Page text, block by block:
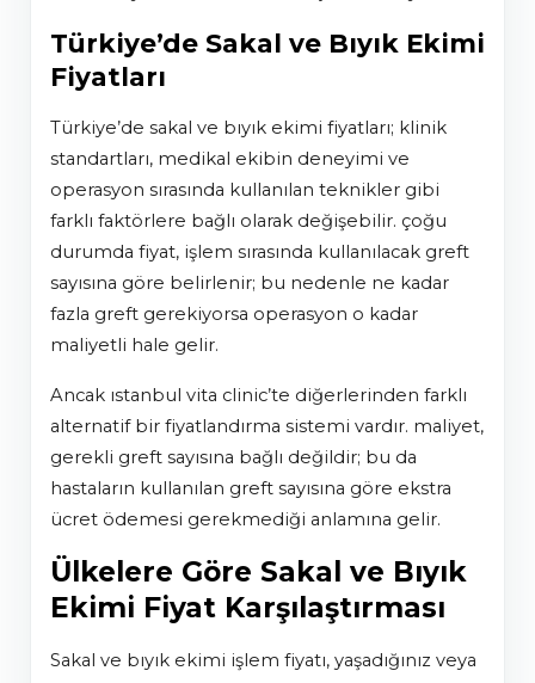
Türkiye’de Sakal ve Bıyık Ekimi
Fiyatları
türkiye’de sakal ve bıyık ekimi fiyatları; klinik
standartları, medikal ekibin deneyimi ve
operasyon sırasında kullanılan teknikler gibi
farklı faktörlere bağlı olarak değişebilir. çoğu
durumda fiyat, işlem sırasında kullanılacak greft
sayısına göre belirlenir; bu nedenle ne kadar
fazla greft gerekiyorsa operasyon o kadar
maliyetli hale gelir.
ancak istanbul vita clinic’te diğerlerinden farklı
alternatif bir fiyatlandırma sistemi vardır. maliyet,
gerekli greft sayısına bağlı değildir; bu da
hastaların kullanılan greft sayısına göre ekstra
ücret ödemesi gerekmediği anlamına gelir.
Ülkelere Göre Sakal ve Bıyık
Ekimi Fiyat Karşılaştırması
sakal ve bıyık ekimi işlem fiyatı, yaşadığınız veya